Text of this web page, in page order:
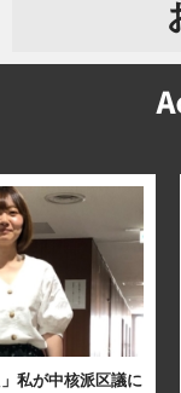
私が中核派区議に